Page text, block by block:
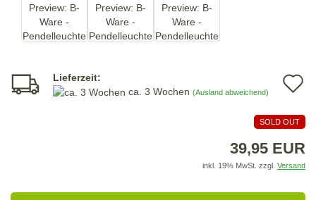
Lieferzeit:
ca. 3 Wochen (Ausland abweichend)
SOLD OUT
39,95 EUR
inkl. 19% MwSt. zzgl. Versand